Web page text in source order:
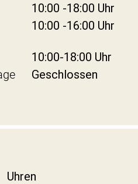
10:00 -18:00 Uhr
10:00 -16:00 Uhr
10:00-18:00 Uhr
Geschlossen
Uhren